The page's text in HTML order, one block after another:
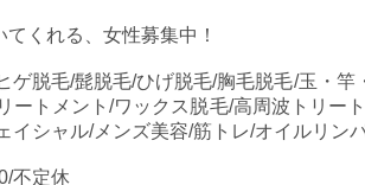
てくれる、女性募集中！
ゲ脱毛/髭脱毛/ひげ脱毛/胸毛脱毛/玉・
ートメント/ワックス脱毛/高周波トリー
イシャル/メンズ美容/筋トレ/オイルリン
不定休